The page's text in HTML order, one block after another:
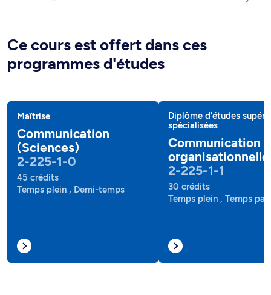
Ce cours est offert dans ces
programmes d'études
Maîtrise
Communication
(Sciences)
2-225-1-0
45 crédits
Temps plein , Demi-temps
Diplôme d'études
spécialisées
Communication
organisationnelle
2-225-1-1
30 crédits
Temps plein , Temps